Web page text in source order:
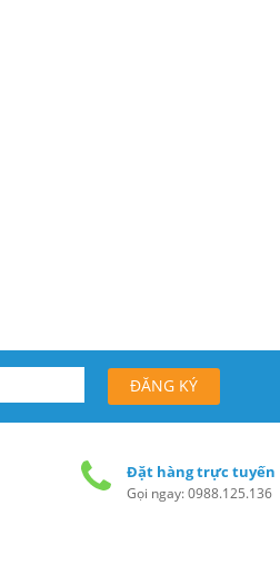
Đặt hàng trực tuyến
Gọi ngay: 0988.125.136